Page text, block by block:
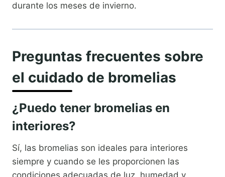
durante los meses de invierno.
Preguntas frecuentes sobre
el cuidado de bromelias
¿Puedo tener bromelias en
interiores?
Sí, las bromelias son ideales para interiores
siempre y cuando se les proporcionen las